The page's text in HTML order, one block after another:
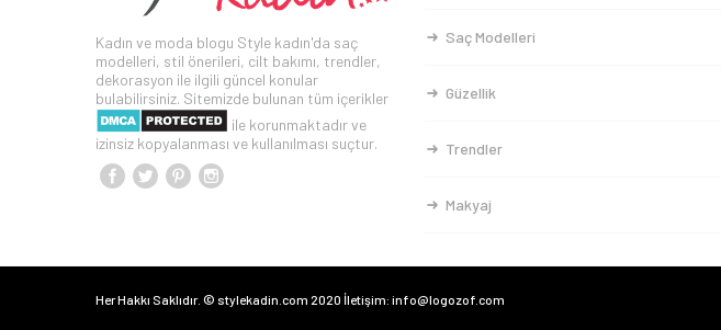
Kadın ve moda blogu Style kadın'da saç
modelleri, stil önerileri, cilt bakımı, trendler,
dekorasyon ile ilgili güncel konular
bulabilirsiniz. Sitemizde bulunan tüm içerikler
ile korunmaktadır ve
izinsiz kopyalanması ve kullanılması suçtur.
Saç Modelleri
Güzellik
Trendler
Makyaj
Her Hakkı Saklıdır. © stylekadin.com 2020 İletişim: info@logozof.com